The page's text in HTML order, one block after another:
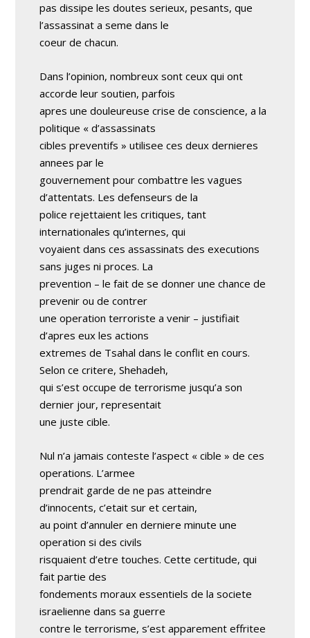
pas dissipe les doutes serieux, pesants, que
l’assassinat a seme dans le
coeur de chacun.
Dans l’opinion, nombreux sont ceux qui ont
accorde leur soutien, parfois
apres une douleureuse crise de conscience, a la
politique « d’assassinats
cibles preventifs » utilisee ces deux dernieres
annees par le
gouvernement pour combattre les vagues
d’attentats. Les defenseurs de la
police rejettaient les critiques, tant
internationales qu’internes, qui
voyaient dans ces assassinats des executions
sans juges ni proces. La
prevention – le fait de se donner une chance de
prevenir ou de contrer
une operation terroriste a venir – justifiait
d’apres eux les actions
extremes de Tsahal dans le conflit en cours.
Selon ce critere, Shehadeh,
qui s’est occupe de terrorisme jusqu’a son
dernier jour, representait
une juste cible.
Nul n’a jamais conteste l’aspect « cible » de ces
operations. L’armee
prendrait garde de ne pas atteindre
d’innocents, c’etait sur et certain,
au point d’annuler en derniere minute une
operation si des civils
risquaient d’etre touches. Cette certitude, qui
fait partie des
fondements moraux essentiels de la societe
israelienne dans sa guerre
contre le terrorisme, s’est apparement effritee